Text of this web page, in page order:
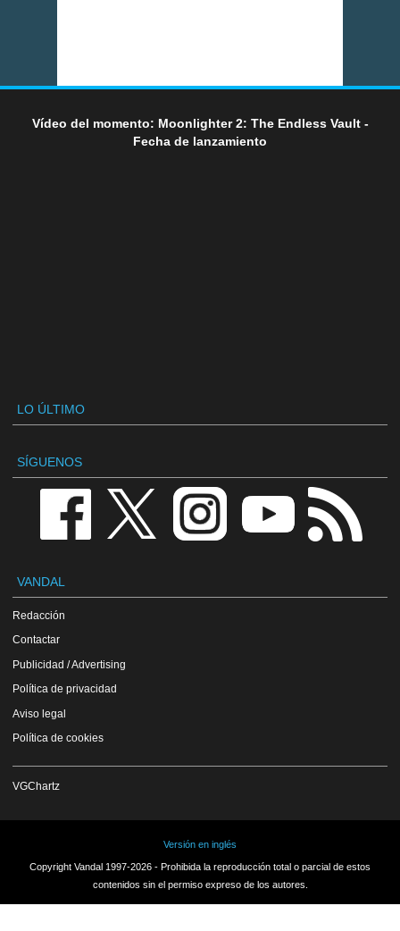
Vídeo del momento: Moonlighter 2: The Endless Vault -
Fecha de lanzamiento
LO ÚLTIMO
SÍGUENOS
VANDAL
Redacción
Contactar
Publicidad / Advertising
Política de privacidad
Aviso legal
Política de cookies
VGChartz
Versión en inglés
Copyright Vandal 1997-2026 - Prohibida la reproducción total o parcial de estos
contenidos sin el permiso expreso de los autores.